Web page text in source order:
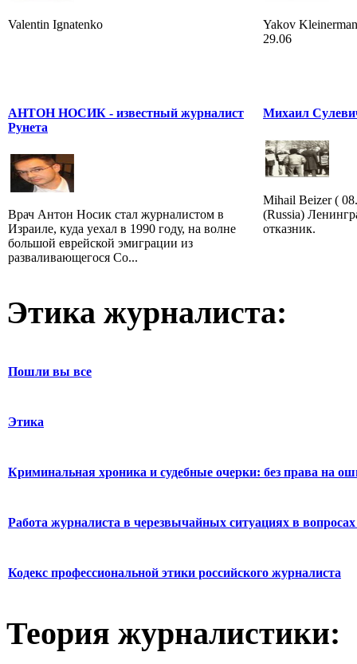
Valentin Ignatenko
Yakov
29.06
АНТОН НОСИК - известный журналист
Рунета
Врач Антон Носик стал журналистом в
Израиле, куда уехал в 1990 году, на волне
большой еврейской эмиграции из
разваливающегося Со...
Михаил
Mihail Beizer (
(Russia)
отказник.
Этика журналиста:
Пошли вы все
Этика
Криминальная хроника и судебные очерки: без права на
Работа журналиста в черезвычайных ситуациях в вопросах
Кодекс профессиональной этики российского журналиста
Теория журналистики: